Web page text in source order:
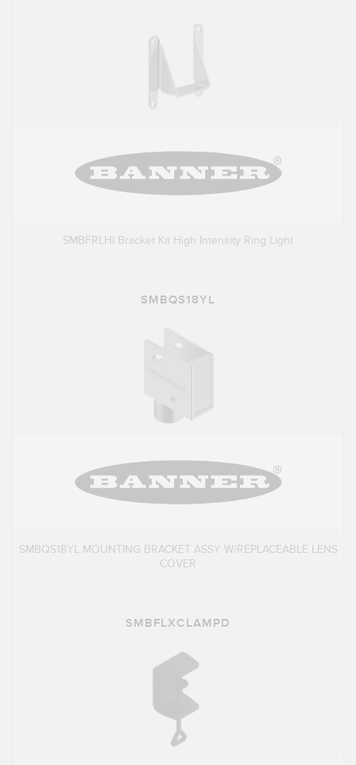
SMBFRLHI Bracket Kit High Intensity Ring Light
SMBQS18YL
SMBQS18YL MOUNTING BRACKET ASSY W/REPLACEABLE LENS
COVER
SMBFLXCLAMPD